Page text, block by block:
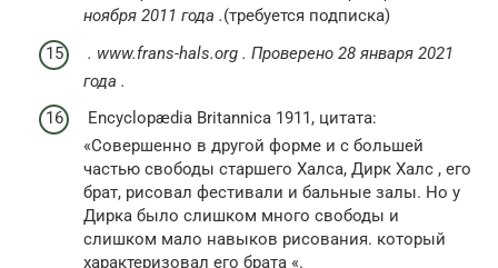
ноября 2011 года .(требуется подписка)
. www.frans-hals.org . Проверено 28 января 2021
года .
Encyclopædia Britannica 1911, цитата:
«Совершенно в другой форме и с большей
частью свободы старшего Халса, Дирк Халс , его
брат, рисовал фестивали и бальные залы. Но у
Дирка было слишком много свободы и
слишком мало навыков рисования. который
характеризовал его брата «.